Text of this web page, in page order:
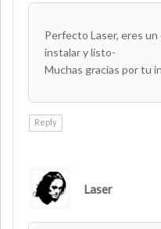
Perfecto Laser, eres
instalar y listo-
Muchas gracias por tu
Reply
Laser